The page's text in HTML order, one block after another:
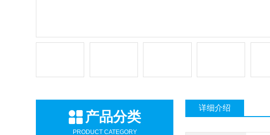
产品分类
PRODUCT CATEGORY
详细介绍